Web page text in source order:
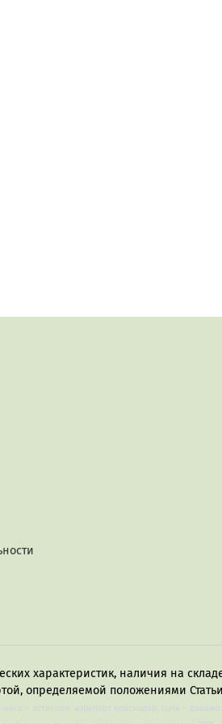
характеристик, наличия на
определяемой положениями